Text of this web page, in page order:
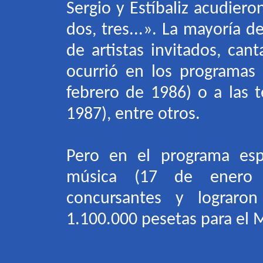
Sergio y Estíbaliz
dos, tres...». La mayoría
de artistas invitados,
ocurrió en los
febrero de 1986) o a las
1987), entre otros.
Pero en el programa
música (17 de enero
concursantes y
1.100.000 pesetas para el